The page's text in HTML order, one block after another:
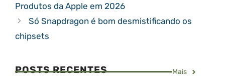
Produtos da Apple em 2026
Só Snapdragon é bom desmistificando os
chipsets
POSTS RECENTES Mais